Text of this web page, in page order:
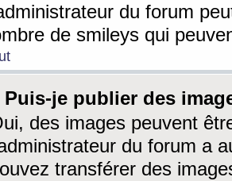
du forum
de smileys qui
Puis-je publier des
des images peuvent
du forum a
transférer des